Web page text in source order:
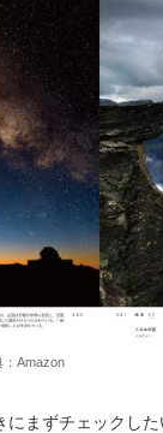
：Amazon
にまずチェックし